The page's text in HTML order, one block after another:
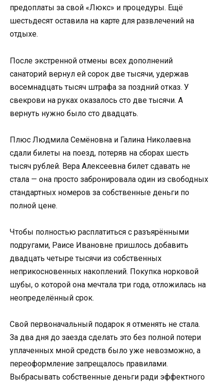
предоплаты за свой «Люкс» и процедуры. Ещё
шестьдесят оставила на карте для развлечений на
отдыхе.
После экстренной отмены всех дополнений
санаторий вернул ей сорок две тысячи, удержав
восемнадцать тысяч штрафа за поздний отказ. У
свекрови на руках оказалось сто две тысячи. А
вернуть нужно было сто двадцать.
Плюс Людмила Семёновна и Галина Николаевна
сдали билеты на поезд, потеряв на сборах шесть
тысяч рублей. Вера Алексеевна билет сдавать не
стала — она просто забронировала один из свободных
стандартных номеров за собственные деньги по
полной цене.
Чтобы полностью расплатиться с разъярёнными
подругами, Раисе Ивановне пришлось добавить
двадцать четыре тысячи из собственных
неприкосновенных накоплений. Покупка норковой
шубы, о которой она мечтала три года, отложилась на
неопределённый срок.
Свой первоначальный подарок я отменять не стала.
За два дня до заезда сделать это без полной потери
уплаченных мной средств было уже невозможно, а
переоформление запрещалось правилами.
Выбрасывать собственные деньги ради эффектного